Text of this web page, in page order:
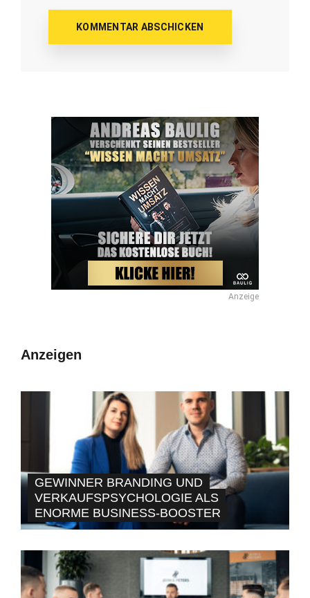
Anzeige
Anzeigen
GEWINNER BRANDING UND
VERKAUFSPSYCHOLOGIE ALS
ENORME BUSINESS-BOOSTER